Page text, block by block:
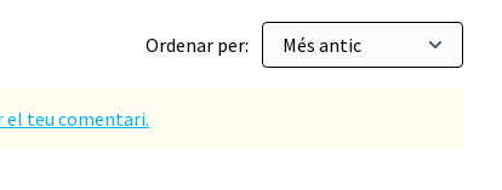
Ordenar per:
el teu comentari.